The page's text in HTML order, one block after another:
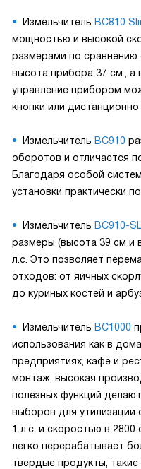
Измельчитель BC810
мощностью и высокой
размерами по
высота прибора 37 см., а
управление прибором
кнопки или дистанционно
Измельчитель BC910
оборотов и отличается
Благодаря особой
установки практически
Измельчитель ВС910-
размеры (высота 39 см и
л.с. Это позволяет
отходов: от яичных
до куриных костей и
Измельчитель ВС1000
использования как в
предприятиях, кафе и
монтаж, высокая
полезных функций
выборов для
1 л.с. и скоростью в
легко перерабатывает
твердые продукты, такие